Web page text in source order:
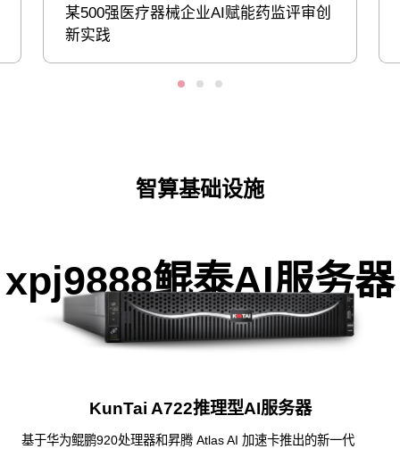
某500强医疗器械企业AI赋能药监评审创
新实践
智算基础设施
xpj9888鲲泰AI服务器
KunTai A722推理型AI服务器
基于华为鲲鹏920处理器和昇腾 Atlas AI 加速卡推出的新一代